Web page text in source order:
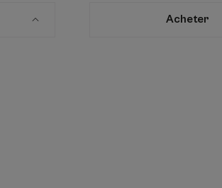
Acheter